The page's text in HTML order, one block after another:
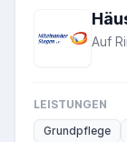
LEISTUNGEN
Grundpflege